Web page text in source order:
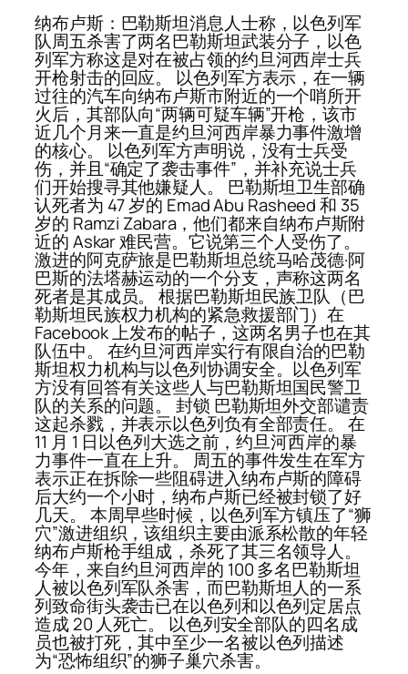
纳布卢斯：巴勒斯坦消息人士称，以色列军
队周五杀害了两名巴勒斯坦武装分子，以色
列军方称这是对在被占领的约旦河西岸士兵
开枪射击的回应。 以色列军方表示，在一辆
过往的汽车向纳布卢斯市附近的一个哨所开
火后，其部队向“两辆可疑车辆”开枪，该市
近几个月来一直是约旦河西岸暴力事件激增
的核心。 以色列军方声明说，没有士兵受
伤，并且“确定了袭击事件”，并补充说士兵
们开始搜寻其他嫌疑人。 巴勒斯坦卫生部确
认死者为 47 岁的 Emad Abu Rasheed 和 35
岁的 Ramzi Zabara，他们都来自纳布卢斯附
近的 Askar 难民营。它说第三个人受伤了。
激进的阿克萨旅是巴勒斯坦总统马哈茂德·阿
巴斯的法塔赫运动的一个分支，声称这两名
死者是其成员。 根据巴勒斯坦民族卫队（巴
勒斯坦民族权力机构的紧急救援部门）在
Facebook 上发布的帖子，这两名男子也在其
队伍中。 在约旦河西岸实行有限自治的巴勒
斯坦权力机构与以色列协调安全。以色列军
方没有回答有关这些人与巴勒斯坦国民警卫
队的关系的问题。 封锁 巴勒斯坦外交部谴责
这起杀戮，并表示以色列负有全部责任。 在
11 月 1 日以色列大选之前，约旦河西岸的暴
力事件一直在上升。 周五的事件发生在军方
表示正在拆除一些阻碍进入纳布卢斯的障碍
后大约一个小时，纳布卢斯已经被封锁了好
几天。 本周早些时候，以色列军方镇压了“狮
穴”激进组织，该组织主要由派系松散的年轻
纳布卢斯枪手组成，杀死了其三名领导人。
今年，来自约旦河西岸的 100 多名巴勒斯坦
人被以色列军队杀害，而巴勒斯坦人的一系
列致命街头袭击已在以色列和以色列定居点
造成 20 人死亡。 以色列安全部队的四名成
员也被打死，其中至少一名被以色列描述
为“恐怖组织”的狮子巢穴杀害。